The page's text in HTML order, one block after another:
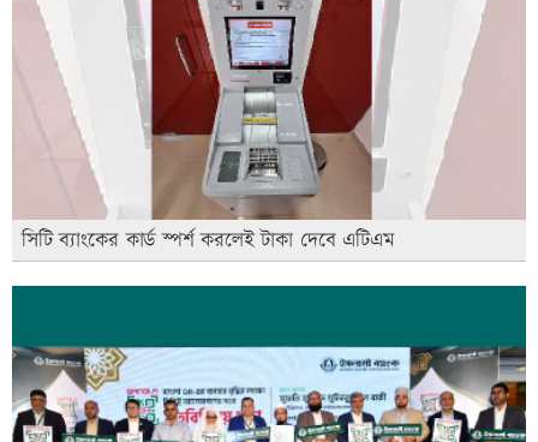
সিটি ব্যাংকের কার্ড স্পর্শ করলেই টাকা দেবে এটিএম